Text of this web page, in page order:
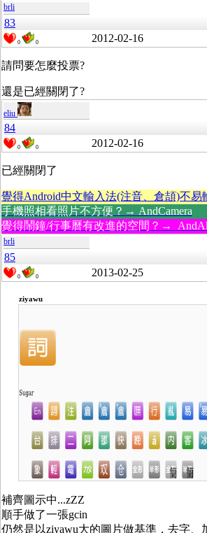
brli
83
0 0 2012-02-16
請問要怎麼投票?
還是已經關閉了?
eliu
84
0 0 2012-02-16
已經關閉了
覺得Android中文輸入法(注音、倉頡)不
手機照相看照片不方便？→ AndCamera
覺得鬧鐘/行事曆有改進的空間？→
brli
85
0 0 2013-02-25
ziyawu
補齊圖示中...zZZ
順手做了一張gcin
仍然是以ziyawu大的圖片做基準，去字、